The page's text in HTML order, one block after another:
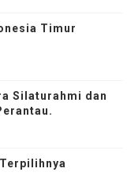
Timur
Silaturahmi dan